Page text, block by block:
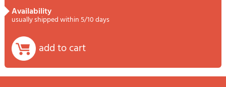
availability
usually shipped within 5/10 days
add to cart